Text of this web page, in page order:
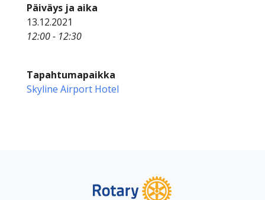
Päiväys ja aika
13.12.2021
12:00 - 12:30
Tapahtumapaikka
Skyline Airport Hotel